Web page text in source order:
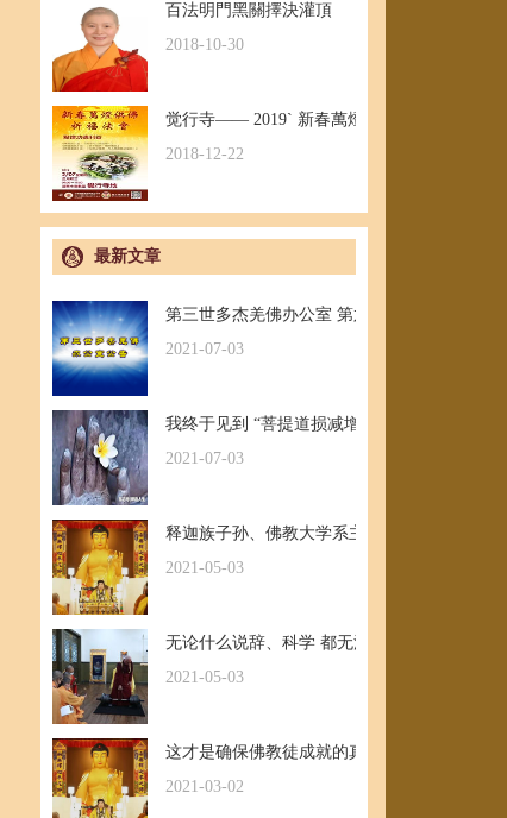
百法明門黑關擇決灌頂
2018-10-30
觉行寺—— 2019` 新春萬燈供佛祈福法會
2018-12-22
最新文章
第三世多杰羌佛办公室 第六十号公告(06/17/
2021-07-03
我终于见到 “菩提道损减增益法” 殊胜无上
2021-07-03
释迦族子孙、佛教大学系主任皈依南无羌佛，
2021-05-03
无论什么说辞、科学 都无法否认的真正佛法
2021-05-03
这才是确保佛教徒成就的真正的无敌金刚法
2021-03-02